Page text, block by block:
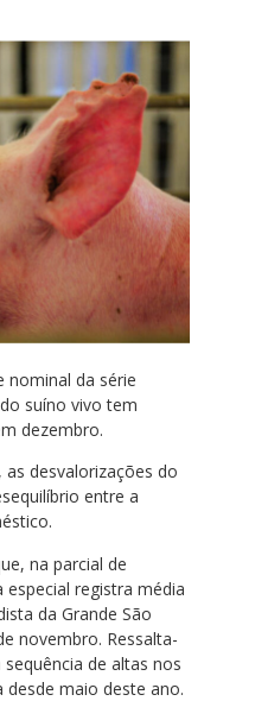
nominal da série
suíno vivo tem
dezembro.
as desvalorizações do
entre a
na parcial de
registra média
da Grande São
novembro. Ressalta-
de altas nos
desde maio deste ano.